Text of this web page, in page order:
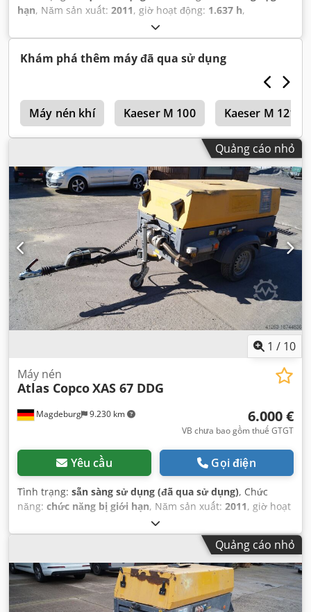
hạn, Năm sản xuất: 2011, giờ hoạt động: 1.637 h,
Khám phá thêm máy đã qua sử dụng
Máy nén khí Kaeser M 100 Kaeser M 121
Quảng cáo nhỏ
1 / 10
Magdeburg 9.230 km
Máy nén
Atlas CopcoXAS 67 DDG
6.000 €
VB chưa bao gồm thuế GTGT
Yêu cầu Gọi điện
Tình trạng: sẵn sàng sử dụng (đã qua sử dụng), Chức
năng: chức năng bị giới hạn, Năm sản xuất: 2011, giờ hoạt
bộ lọc muội than
Quảng cáo nhỏ